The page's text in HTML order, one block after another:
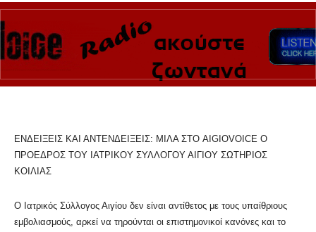
ΕΝΔΕΙΞΕΙΣ ΚΑΙ ΑΝΤΕΝΔΕΙΞΕΙΣ: ΜΙΛΑ ΣΤΟ AIGIOVOICE Ο
ΠΡΟΕΔΡΟΣ ΤΟΥ ΙΑΤΡΙΚΟΥ ΣΥΛΛΟΓΟΥ ΑΙΓΙΟΥ ΣΩΤΗΡΙΟΣ
ΚΟΙΛΙΑΣ
Ο Ιατρικός Σύλλογος Αιγίου δεν είναι αντίθετος με τους υπαίθριους
εμβολιασμούς, αρκεί να τηρούνται οι επιστημονικοί κανόνες και το